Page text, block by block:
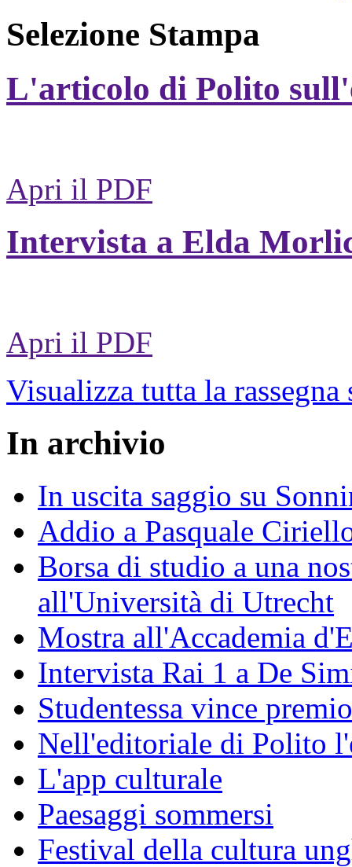
Selezione Stampa
L'articolo di Polito
Apri il PDF
Intervista a Elda
Apri il PDF
Visualizza tutta la rassegna
In archivio
In uscita saggio su
Addio a Pasquale
Borsa di studio a una
all'Università di Utrecht
Mostra all'Accademia
Intervista Rai 1 a De
Studentessa vince
Nell'editoriale di Polito
L'app culturale
Paesaggi sommersi
Festival della cultura